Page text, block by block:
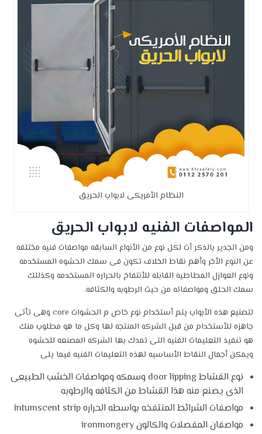
النظام الأمريكى لابواب الحريق
المواصفات الفنيه لابواب الحريق
ومن الجدير بالذكر أت لكل نوع من الأنواع السابقه مواصفات فنيه مختلفه
عن النوع الأخر وأهم نقاط الخلاف تكون فى سمك الحشوه المستخدمه
ونوع العوازل المطاطيه القابله للأنتفاخ بالحراره المستخدمه وكذللك
سمك الحلق ومواصفاته من حيث الرطوبه والكثافه.
لتصنيع هذه الأبواب يتم أستخدام نوع خاص م الحشوات core وهى تأتى
جاهزه للأستخدام من قبل الشركه المنتجه لها وكل ما هو مطلوب منك
هو تنفيذ التعليمات الفنيه التى تمدك بها الشركه المصنعه للحشوه
ويمكن أجمال النقاط الأساسيه لهذه التعليمات الفنيه فيما يلى
نوع القشاط door lipping وسمكه ومواصفات الخشب الطبيعى
الذى يصنع منه هذا القشاط من الكثافه والرطوبه
مواصفات الشرائط المنتفخه بواسطه الحراره intumscent strip
مواصفان المفصلات والكالون ironmongery